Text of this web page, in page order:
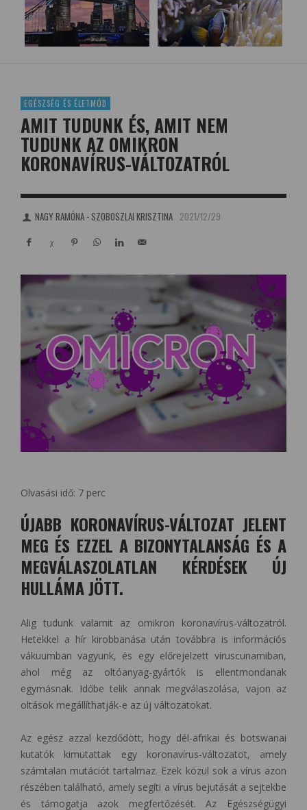
EGÉSZSÉG ÉS ÉLETMÓD
AMIT TUDUNK ÉS, AMIT NEM
TUDUNK AZ OMIKRON
KORONAVÍRUS-VÁLTOZATRÓL
NAGY RAMÓNA - SZOBOSZLAI KRISZTINA 2021/12/29
Olvasási idő: 7 perc
ÚJABB KORONAVÍRUS-VÁLTOZAT JELENT
MEG ÉS EZZEL A BIZONYTALANSÁG ÉS A
MEGVÁLASZOLATLAN KÉRDÉSEK ÚJ
HULLÁMA JÖTT.
Alig tudunk valamit az omikron koronavírus-változatról.
Hetekkel a hír kirobbanása után továbbra is információs
vákuumban vagyunk, és egy előrejelzett víruscunamiban,
ahol még az oltóanyag-gyártók is ellentmondanak
egymásnak. Időbe telik annak megválaszolása, vajon az
oltások megállíthatják-e az új változatokat.
Az egész azzal kezdődött, hogy dél-afrikai és botswanai
kutatók kimutattak egy koronavírus-változatot, amely
számtalan mutációt tartalmaz. Ezek közül sok a vírus azon
részében található, amely segíti a vírus bejutását a sejtekbe
és támogatja azok megfertőzését. Az Egészségügyi